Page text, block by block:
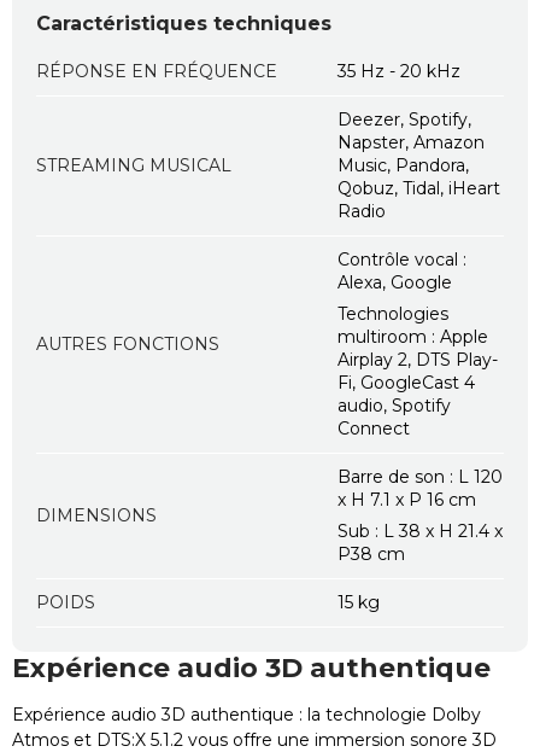
Caractéristiques techniques
RÉPONSE EN FRÉQUENCE 35 Hz - 20 kHz
STREAMING MUSICAL
Deezer, Spotify,
Napster, Amazon
Music, Pandora,
Qobuz, Tidal, iHeart
Radio
AUTRES FONCTIONS
Contrôle vocal :
Alexa, Google
Technologies
multiroom : Apple
Airplay 2, DTS Play-
Fi, GoogleCast 4
audio, Spotify
Connect
DIMENSIONS
Barre de son : L 120
x H 7.1 x P 16 cm
Sub : L 38 x H 21.4 x
P38 cm
POIDS 15 kg
Expérience audio 3D authentique
Expérience audio 3D authentique : la technologie Dolby
Atmos et DTS:X 5.1.2 vous offre une immersion sonore 3D